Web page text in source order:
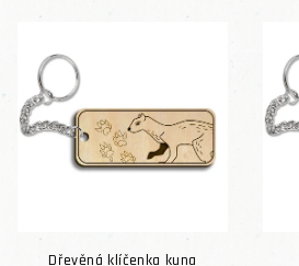
Dřevěná klíčenka kuna